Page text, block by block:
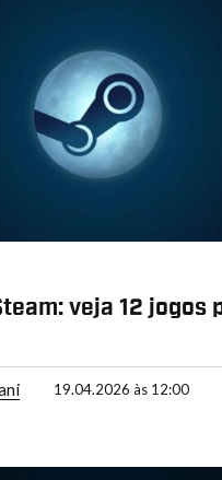
veja 12 jogos
19.04.2026 às 12:00